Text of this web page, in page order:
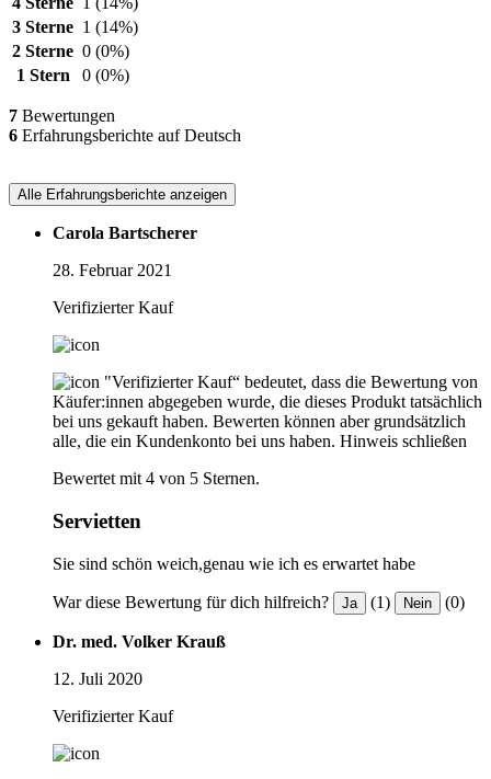
3 Sterne 1 (14%)
2 Sterne 0 (0%)
1 Stern
0 (0%)
7 Bewertungen
6 Erfahrungsberichte auf Deutsch
Alle Erfahrungsberichte anzeigen
Carola Bartscherer
28. Februar 2021
Verifizierter Kauf
"Verifizierter Kauf“ bedeutet, dass die Bewertung von
Käufer:innen abgegeben wurde, die dieses Produkt tatsächlich
bei uns gekauft haben. Bewerten können aber grundsätzlich
alle, die ein Kundenkonto bei uns haben. Hinweis schließen
Bewertet mit 4 von 5 Sternen.
Servietten
Sie sind schön weich,genau wie ich es erwartet habe
War diese Bewertung für dich hilfreich? Ja (1) Nein (0)
Dr. med. Volker Krauß
12. Juli 2020
Verifizierter Kauf